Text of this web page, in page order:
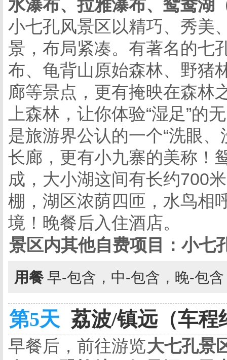
水瀑布、拉雅瀑布、鸳鸯湖
小七孔风景区以精巧、秀美
景，布局紧凑。有著名的七
布、龟背山原始森林、野猪
廊等景点，更有掩映在森林
上森林，让你体验“湿足”的
是旅游界公认的一个“洗眼
长廊，更有小九寨的美称！
成，大小湖这间有长约700
棚，湖区浓荫四匝，水鸟相
境！晚餐后入住酒店。
景区内其他自费项目：小七
用餐 早-包含，中-包含，晚-包
第5天 荔波/镇远（车程
早餐后，前往游览大七孔景